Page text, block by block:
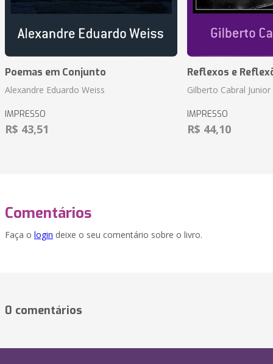
Poemas em Conjunto
Alexandre Eduardo Weiss
IMPRESSO
R$ 43,51
Reflexos e
Gilberto Cabral Junior
IMPRESSO
R$ 44,10
Comentários
Faça o login deixe o seu comentário sobre o livro.
0 comentários